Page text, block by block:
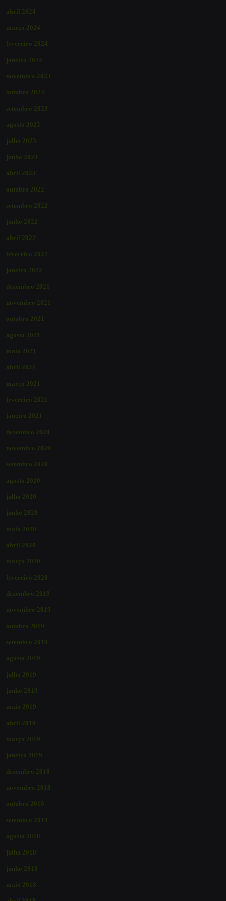
abril 2024
março 2024
fevereiro 2024
janeiro 2024
novembro 2023
outubro 2023
setembro 2023
agosto 2023
julho 2023
junho 2023
abril 2023
outubro 2022
setembro 2022
junho 2022
abril 2022
fevereiro 2022
janeiro 2022
dezembro 2021
novembro 2021
outubro 2021
agosto 2021
maio 2021
abril 2021
março 2021
fevereiro 2021
janeiro 2021
dezembro 2020
novembro 2020
setembro 2020
agosto 2020
julho 2020
junho 2020
maio 2020
abril 2020
março 2020
fevereiro 2020
dezembro 2019
novembro 2019
outubro 2019
setembro 2019
agosto 2019
julho 2019
junho 2019
maio 2019
abril 2019
março 2019
janeiro 2019
dezembro 2018
novembro 2018
outubro 2018
setembro 2018
agosto 2018
julho 2018
junho 2018
maio 2018